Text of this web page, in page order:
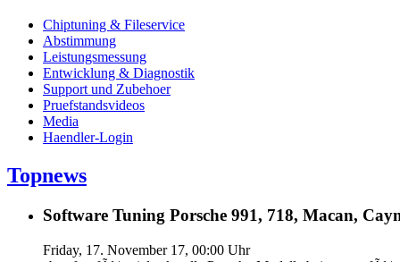
Chiptuning & Fileservice
Abstimmung
Leistungsmessung
Entwicklung & Diagnostik
Support und Zubehoer
Pruefstandsvideos
Media
Haendler-Login
Topnews
Software Tuning Porsche 991, 718, Macan,
Friday, 17. November 17, 00:00 Uhr